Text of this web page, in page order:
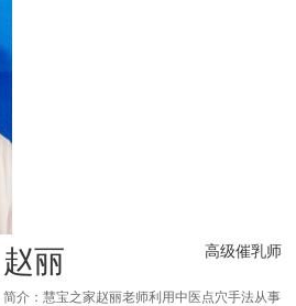
赵丽 高级催乳师
简介：慧宝之家赵丽老师利用中医点穴手法从事